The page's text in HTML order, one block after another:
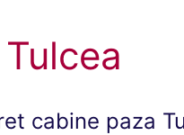
cabine paza